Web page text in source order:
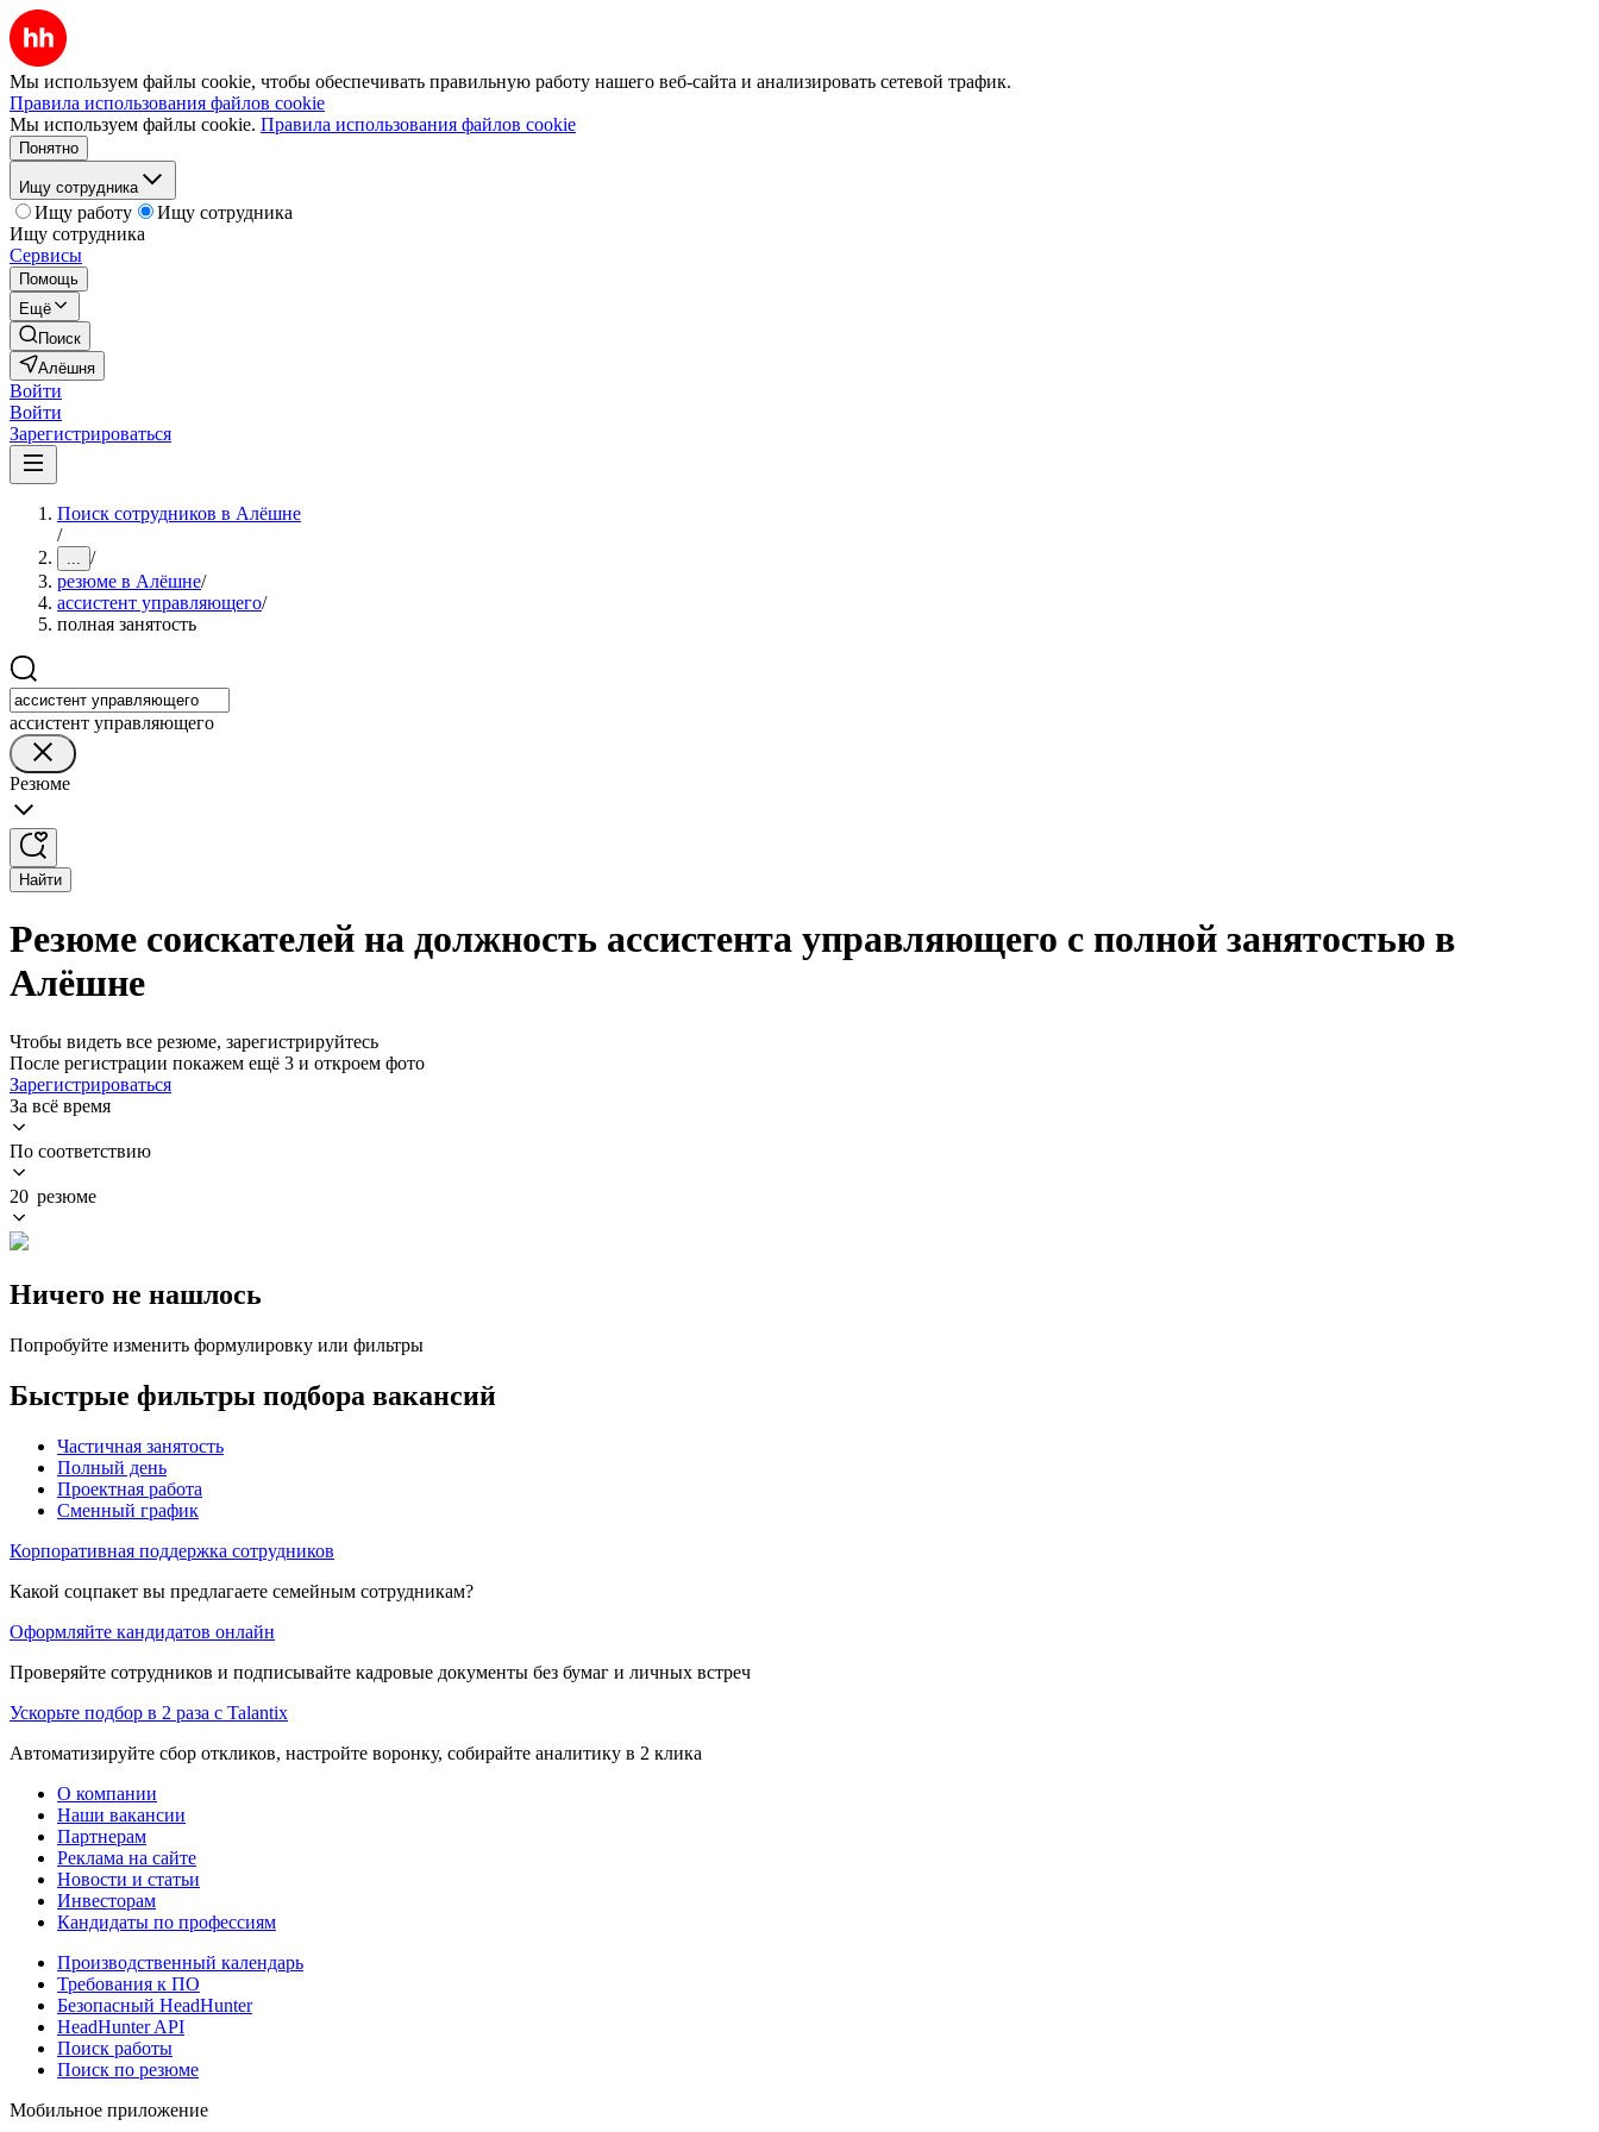
Мы используем файлы cookie, чтобы обеспечивать правильную работу нашего веб-сайта и анализировать сетевой трафик.
Правила использования файлов cookie
Мы используем файлы cookie. Правила использования файлов cookie
Понятно
Ищу сотрудника
Ищу работу
Ищу сотрудника
Ищу сотрудника
Сервисы
Помощь
Ещё
Поиск
Алёшня
Войти
Войти
Зарегистрироваться
Поиск сотрудников в Алёшне
/
... /
резюме в Алёшне/
ассистент управляющего/
полная занятость
ассистент управляющего
Резюме
Найти
Резюме соискателей на должность ассистента управляющего с полной занятостью в
Алёшне
Чтобы видеть все резюме, зарегистрируйтесь
После регистрации покажем ещё 3 и откроем фото
Зарегистрироваться
За всё время
По соответствию
20 резюме
Ничего не нашлось
Попробуйте изменить формулировку или фильтры
Быстрые фильтры подбора вакансий
Частичная занятость
Полный день
Проектная работа
Сменный график
Корпоративная поддержка сотрудников
Какой соцпакет вы предлагаете семейным сотрудникам?
Оформляйте кандидатов онлайн
Проверяйте сотрудников и подписывайте кадровые документы без бумаг и личных встреч
Ускорьте подбор в 2 раза с Talantix
Автоматизируйте сбор откликов, настройте воронку, собирайте аналитику в 2 клика
О компании
Наши вакансии
Партнерам
Реклама на сайте
Новости и статьи
Инвесторам
Кандидаты по профессиям
Производственный календарь
Требования к ПО
Безопасный HeadHunter
HeadHunter API
Поиск работы
Поиск по резюме
Мобильное приложение